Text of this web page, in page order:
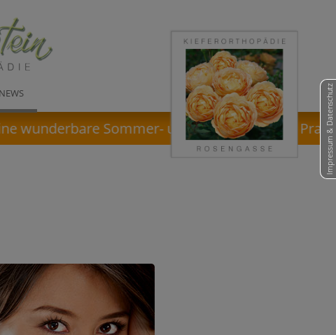
Impressum & Datenschutz
NEWS
Sommer- und Ferienzeit! ·